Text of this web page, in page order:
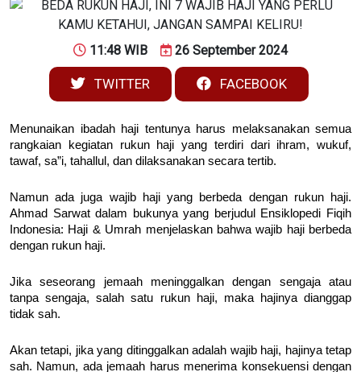
11:48 WIB 26 September 2024
TWITTER FACEBOOK
Menunaikan ibadah haji tentunya harus melaksanakan semua
rangkaian kegiatan rukun haji yang terdiri dari ihram, wukuf,
tawaf, sa”i, tahallul, dan dilaksanakan secara tertib.
Namun ada juga wajib haji yang berbeda dengan rukun haji.
Ahmad Sarwat dalam bukunya yang berjudul Ensiklopedi Fiqih
Indonesia: Haji & Umrah menjelaskan bahwa wajib haji berbeda
dengan rukun haji.
Jika seseorang jemaah meninggalkan dengan sengaja atau
tanpa sengaja, salah satu rukun haji, maka hajinya dianggap
tidak sah.
Akan tetapi, jika yang ditinggalkan adalah wajib haji, hajinya tetap
sah. Namun, ada jemaah harus menerima konsekuensi dengan